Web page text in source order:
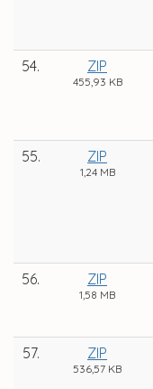
54. ZIP
455,93 KB
55. ZIP
1,24 MB
56. ZIP
1,58 MB
57. ZIP
536,57 KB